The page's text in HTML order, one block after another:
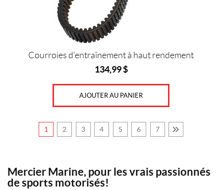
Courroies d’entraînement à haut rendement
134,99$
AJOUTER AU PANIER
1 2 3 4 5 6 7
Mercier Marine, pour les vrais passionnés
de sports motorisés!